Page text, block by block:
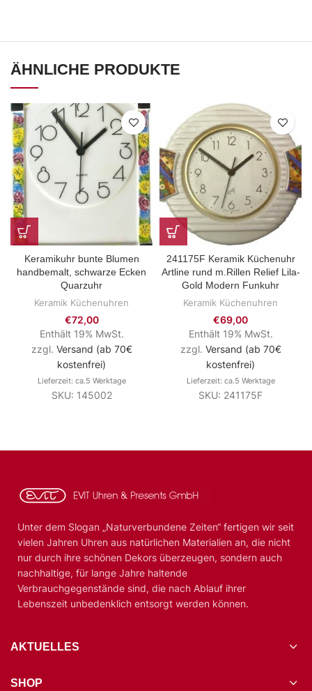
ÄHNLICHE PRODUKTE
Keramikuhr bunte Blumen
handbemalt, schwarze Ecken
Quarzuhr
Keramik Küchenuhren
€72,00
Enthält 19% MwSt.
zzgl. Versand (ab 70€
kostenfrei)
Lieferzeit: ca.5 Werktage
SKU: 145002
241175F Keramik Küchenuhr
Artline rund m.Rillen Relief Lila-
Gold Modern Funkuhr
Keramik Küchenuhren
€69,00
Enthält 19% MwSt.
zzgl. Versand (ab 70€
kostenfrei)
Lieferzeit: ca.5 Werktage
SKU: 241175F
Unter dem Slogan „Naturverbundene Zeiten“ fertigen wir seit
vielen Jahren Uhren aus natürlichen Materialien an, die nicht
nur durch ihre schönen Dekors überzeugen, sondern auch
nachhaltige, für lange Jahre haltende
Verbrauchgegenstände sind, die nach Ablauf ihrer
Lebenszeit unbedenklich entsorgt werden können.
AKTUELLES
SHOP